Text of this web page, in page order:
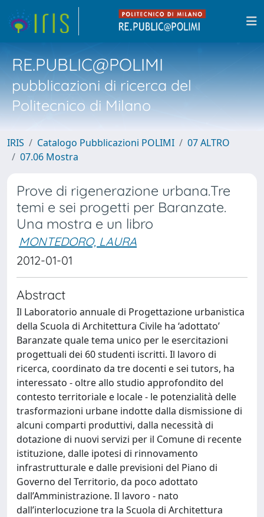
RE.PUBLIC@POLIMI
pubblicazioni di ricerca del
Politecnico di Milano
IRIS Catalogo Pubblicazioni POLIMI
07 ALTRO
07.06 Mostra
Prove di rigenerazione urbana.Tre
temi e sei progetti per Baranzate.
Una mostra e un libro
MONTEDORO, LAURA
2012-01-01
Abstract
Il Laboratorio annuale di Progettazione urbanistica
della Scuola di Architettura Civile ha ‘adottato’
Baranzate quale tema unico per le esercitazioni
progettuali dei 60 studenti iscritti. Il lavoro di
ricerca, coordinato da tre docenti e sei tutors, ha
interessato - oltre allo studio approfondito del
contesto territoriale e locale - le potenzialità delle
trasformazioni urbane indotte dalla dismissione di
alcuni comparti produttivi, dalla necessità di
dotazione di nuovi servizi per il Comune di recente
istituzione, dalle ipotesi di rinnovamento
infrastrutturale e dalle previsioni del Piano di
Governo del Territorio, da poco adottato
dall’Amministrazione. Il lavoro - nato
dall’interlocuzione tra la Scuola di Architettura